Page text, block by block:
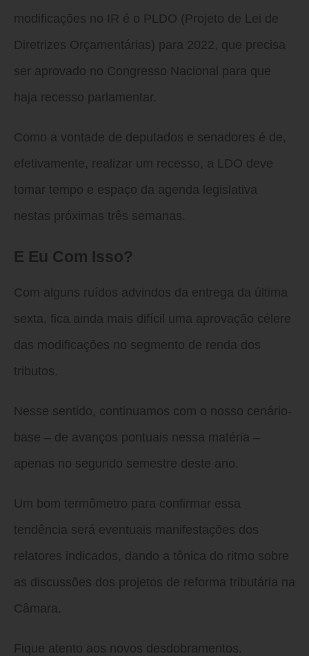
modificações no IR é o PLDO (Projeto de Lei de
Diretrizes Orçamentárias) para 2022, que precisa
ser aprovado no Congresso Nacional para que
haja recesso parlamentar.
Como a vontade de deputados e senadores é de,
efetivamente, realizar um recesso, a LDO deve
tomar tempo e espaço da agenda legislativa
nestas próximas três semanas.
E Eu Com Isso?
Com alguns ruídos advindos da entrega da última
sexta, fica ainda mais difícil uma aprovação célere
das modificações no segmento de renda dos
tributos.
Nesse sentido, continuamos com o nosso cenário-
base – de avanços pontuais nessa matéria –
apenas no segundo semestre deste ano.
Um bom termômetro para confirmar essa
tendência será eventuais manifestações dos
relatores indicados, dando a tônica do ritmo sobre
as discussões dos projetos de reforma tributária na
Câmara.
Fique atento aos novos desdobramentos.